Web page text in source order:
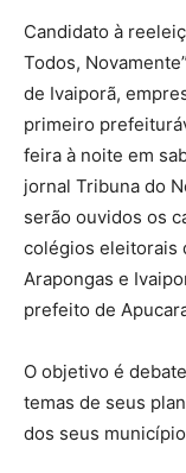
Candidato à
Todos,
de Ivaiporã,
primeiro
feira à noite em
jornal Tribuna do
serão ouvidos os
colégios eleitorais
Arapongas e
prefeito de
O objetivo é
temas de seus
dos seus